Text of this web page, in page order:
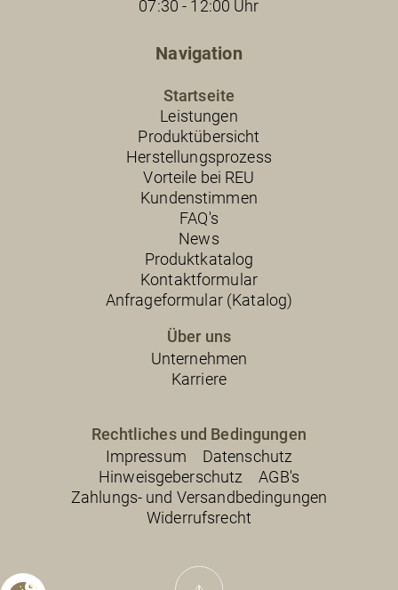
Navigation
Startseite
Leistungen
Produktübersicht
Herstellungsprozess
Vorteile bei REU
Kundenstimmen
FAQ's
News
Produktkatalog
Kontaktformular
Anfrageformular (Katalog)
Über uns
Unternehmen
Karriere
07:30 - 12:00 Uhr
Rechtliches und Bedingungen
Impressum
Datenschutz
Hinweisgeberschutz
AGB's
Zahlungs- und Versandbedingungen
Widerrufsrecht